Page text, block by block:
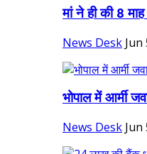
मां ने ही की 8
News Desk Jun
भोपाल में आर्मी
News Desk Jun